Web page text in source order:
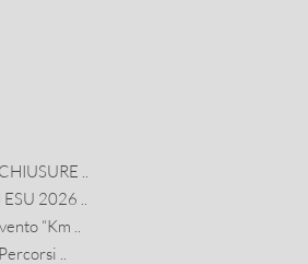
..
2026 ..
“Km ..
..